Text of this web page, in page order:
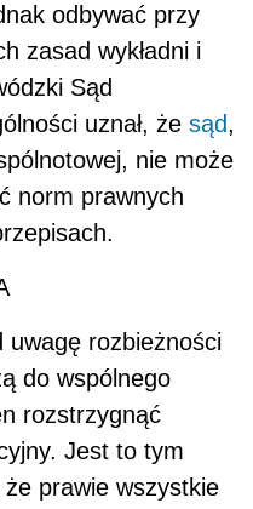
odbywać przy
zasad wykładni i
Sąd
uznał, że sąd,
nie może
norm prawnych
uwagę rozbieżności
do wspólnego
rozstrzygnąć
Jest to tym
prawie wszystkie